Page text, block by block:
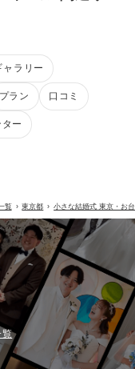
ラリー
プラン 口コミ
ー
覧 東京都 小さな結婚式 東京・お
覧